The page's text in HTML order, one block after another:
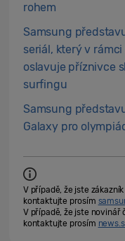
rohem
Samsung
seriál, který v
oslavuje příznivce
surfingu
Samsung
Galaxy pro
V případě, že jste
kontaktujte prosím
V případě, že jste novinář
kontaktujte prosím